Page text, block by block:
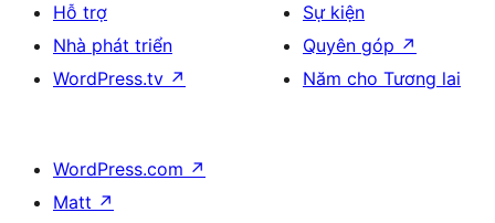
Hỗ trợ
Nhà phát triển
WordPress.tv ↗
Sự kiện
Quyên góp ↗
Năm cho Tương lai
WordPress.com ↗
Matt ↗